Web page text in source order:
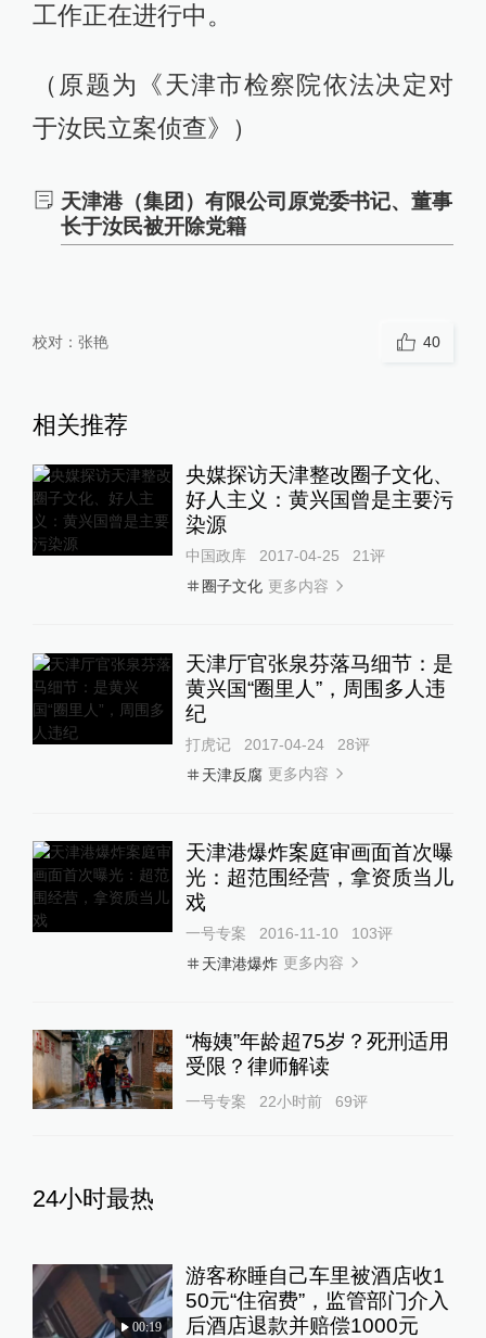
工作正在进行中。
（原题为《天津市检察院依法决定对
于汝民立案侦查》）
天津港（集团）有限公司原党委书记、董事
长于汝民被开除党籍
校对： 张艳 40
相关推荐
央媒探访天津整改圈子文化、
好人主义：黄兴国曾是主要污
染源
中国政库 2017-04-25 21评
圈子文化 更多内容
天津厅官张泉芬落马细节：是
黄兴国“圈里人”，周围多人违
纪
打虎记 2017-04-24 28评
天津反腐 更多内容
天津港爆炸案庭审画面首次曝
光：超范围经营，拿资质当儿
戏
一号专案 2016-11-10 103评
天津港爆炸 更多内容
“梅姨”年龄超75岁？死刑适用
受限？律师解读
一号专案 22小时前 69评
24小时最热
00:19
游客称睡自己车里被酒店收1
50元“住宿费”，监管部门介入
后酒店退款并赔偿1000元